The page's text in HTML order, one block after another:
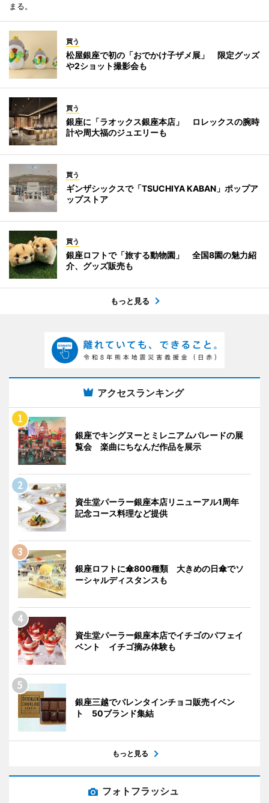
まる。
買う
松屋銀座で初の「おでかけ子ザメ展」 限定グッズ
や2ショット撮影会も
買う
銀座に「ラオックス銀座本店」 ロレックスの腕時
計や周大福のジュエリーも
買う
ギンザシックスで「TSUCHIYA KABAN」ポップア
ップストア
買う
銀座ロフトで「旅する動物園」 全国8園の魅力紹
介、グッズ販売も
もっと見る
アクセスランキング
銀座でキングヌーとミレニアムパレードの展
覧会 楽曲にちなんだ作品を展示
資生堂パーラー銀座本店リニューアル1周年
記念コース料理など提供
銀座ロフトに傘800種類 大きめの日傘でソ
ーシャルディスタンスも
資生堂パーラー銀座本店でイチゴのパフェイ
ベント イチゴ摘み体験も
銀座三越でバレンタインチョコ販売イベン
ト 50ブランド集結
もっと見る
フォトフラッシュ